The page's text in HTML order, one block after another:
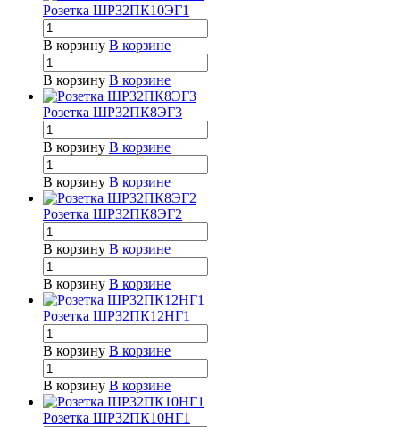
Розетка ШР32ПК10ЭГ1
В корзину В корзине
В корзину В корзине
Розетка ШР32ПК8ЭГ3
В корзину В корзине
В корзину В корзине
Розетка ШР32ПК8ЭГ2
В корзину В корзине
В корзину В корзине
Розетка ШР32ПК12НГ1
В корзину В корзине
В корзину В корзине
Розетка ШР32ПК10НГ1